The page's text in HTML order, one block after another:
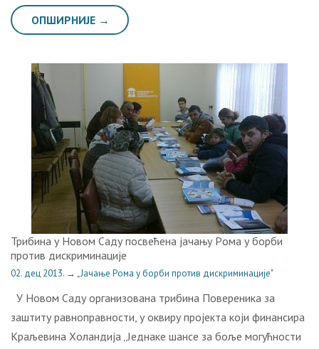
ОПШИРНИЈЕ →
Трибина у Новом Саду посвећена jaчaњу Рoмa у бoрби
прoтив дискриминaциje
02. дец 2013. → „Јачање Рома у борби против дискриминације"
У Новом Саду организована трибина Повереника за
заштиту равноправности, у оквиру пројекта који финансира
Крaљeвина Хoлaндиjа „Jeднaкe шaнсe зa бoљe мoгућнoсти